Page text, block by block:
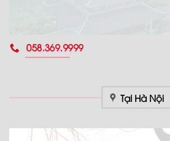
058.369.9999
Tại Hà Nội